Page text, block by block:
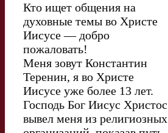
Кто ищет общения на
духовные темы во Христе
Иисусе — добро
пожаловать!
Меня зовут Константин
Теренин, я во Христе
Иисусе уже более 13 лет.
Господь Бог Иисус Христос
вывел меня из религиозных